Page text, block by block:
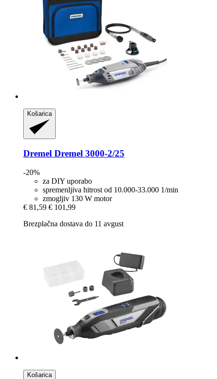
Košarica
Dremel Dremel 3000-​2/25
-20%
za DIY uporabo
spremenljiva hitrost od 10.000-33.000 1/min
zmogljiv 130 W motor
€ 81,59 € 101,99
Brezplačna dostava do 11 avgust
Košarica